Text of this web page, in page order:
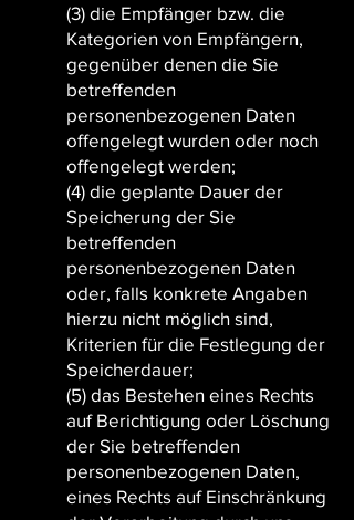
(3) die Empfänger bzw. die
Kategorien von Empfängern,
gegenüber denen die Sie
betreffenden
personenbezogenen Daten
offengelegt wurden oder noch
offengelegt werden;
(4) die geplante Dauer der
Speicherung der Sie
betreffenden
personenbezogenen Daten
oder, falls konkrete Angaben
hierzu nicht möglich sind,
Kriterien für die Festlegung der
Speicherdauer;
(5) das Bestehen eines Rechts
auf Berichtigung oder Löschung
der Sie betreffenden
personenbezogenen Daten,
eines Rechts auf Einschränkung